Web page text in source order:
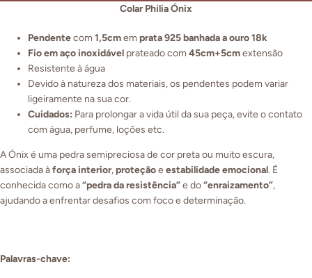
Colar Philia Ónix
Pendentecom 1,5cmem prata 925 banhada a ouro 18k
Fio em aço inoxidável prateado com 45cm+5cmextensão
Resistente à água
Devido à natureza dos materiais, os pendentes podem variar
ligeiramente na sua cor.
Cuidados: Para prolongar a vida útil da sua peça, evite o contato
com água, perfume, loções etc.
A Ónix é uma pedra semipreciosa de cor preta ou muito escura,
associada àforça interior, proteçãoe estabilidade emocional. É
conhecida como a“pedra da resistência”e do“enraizamento”,
ajudando a enfrentar desafios com foco e determinação.
Palavras-chave: